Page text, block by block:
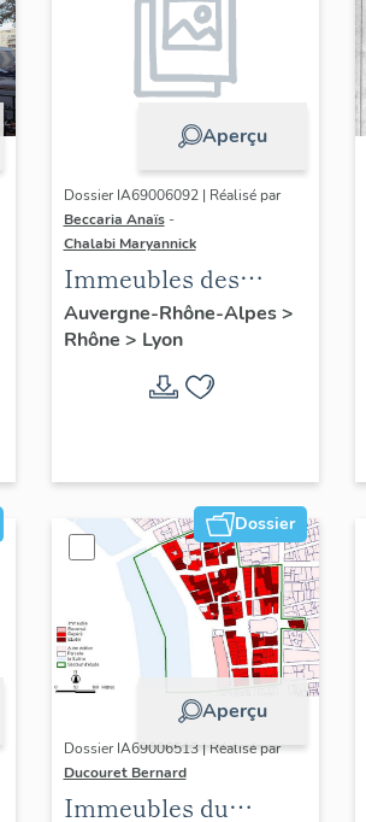
Aperçu
Dossier IA69006092 | Réalisé par
Beccaria Anaïs -
Chalabi Maryannick
Immeubles des
Années Trente de la
rive gauche
Auvergne-Rhône-Alpes>
Rhône > Lyon
Dossier
Aperçu
Dossier IA69006513 | Réalisé par
Ducouret Bernard
Immeubles du